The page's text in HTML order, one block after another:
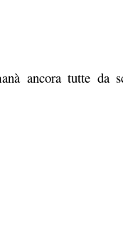
ancora tutte da